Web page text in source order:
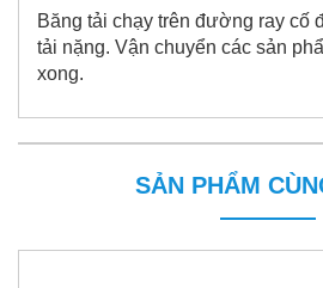
Băng tải chạy trên đường ray cố
tải nặng. Vận chuyển các sản
xong.
SẢN PHẨM